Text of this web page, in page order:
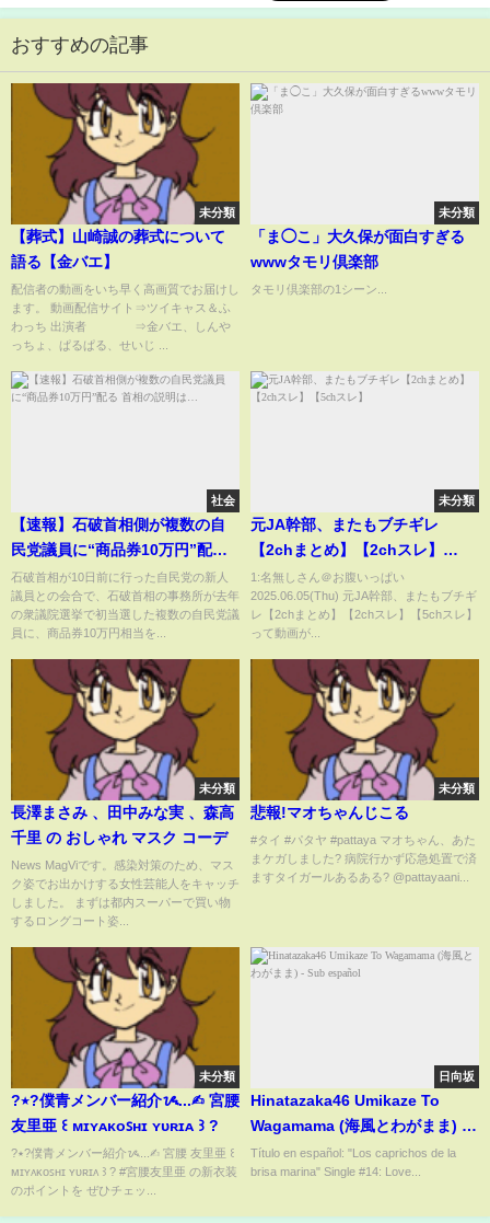
おすすめの記事
未分類
【葬式】山崎誠の葬式について
語る【金バエ】
配信者の動画をいち早く高画質でお届けし
ます。 動画配信サイト⇒ツイキャス＆ふ
わっち 出演者 ⇒金バエ、しんや
っちょ、ぱるぱる、せいじ ...
未分類
「ま◯こ」大久保が面白すぎる
wwwタモリ倶楽部
タモリ倶楽部の1シーン...
社会
【速報】石破首相側が複数の自
民党議員に“商品券10万円”配る
首相の説明は…
石破首相が10日前に行った自民党の新人
議員との会合で、石破首相の事務所が去年
の衆議院選挙で初当選した複数の自民党議
員に、商品券10万円相当を...
未分類
元JA幹部、またもブチギレ
【2chまとめ】【2chスレ】
【5chスレ】
1:名無しさん＠お腹いっぱい
2025.06.05(Thu) 元JA幹部、またもブチギ
レ【2chまとめ】【2chスレ】【5chスレ】
って動画が...
未分類
長澤まさみ 、田中みな実 、森高
千里 の おしゃれ マスク コーデ
News MagViです。感染対策のため、マス
ク姿でお出かけする女性芸能人をキャッチ
しました。 まずは都内スーパーで買い物
するロングコート姿...
未分類
悲報!マオちゃんじこる
#タイ #パタヤ #pattaya マオちゃん、あた
まケガしました? 病院行かず応急処置で済
ますタイガールあるある? @pattayaani...
未分類
?٭?僕青メンバー紹介ᝰ...✍︎ 宮腰
友里亜 ꒰ ᴍɪʏᴀᴋᴏꜱʜɪ ʏᴜʀɪᴀ ꒱ ?
?٭?僕青メンバー紹介ᝰ...✍︎ 宮腰 友里亜 ꒰
ᴍɪʏᴀᴋᴏꜱʜɪ ʏᴜʀɪᴀ ꒱ ? #宮腰友里亜 の新衣装
のポイントを ぜひチェッ...
日向坂
Hinatazaka46 Umikaze To
Wagamama (海風とわがまま) -
Sub español
Título en español: "Los caprichos de la
brisa marina" Single #14: Love...